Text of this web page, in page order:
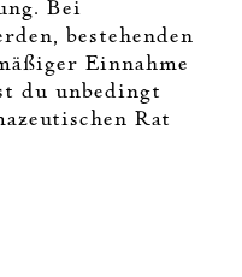
Bei
bestehenden
Einnahme
du unbedingt
Rat